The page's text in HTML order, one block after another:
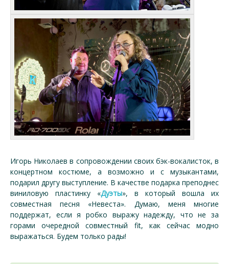
Игорь Николаев в сопровождении своих бэк-вокалисток, в
концертном костюме, а возможно и с музыкантами,
подарил другу выступление. В качестве подарка преподнес
виниловую пластинку «Дуэты», в который вошла их
совместная песня «Невеста». Думаю, меня многие
поддержат, если я робко выражу надежду, что не за
горами очередной совместный fit, как сейчас модно
выражаться. Будем только рады!